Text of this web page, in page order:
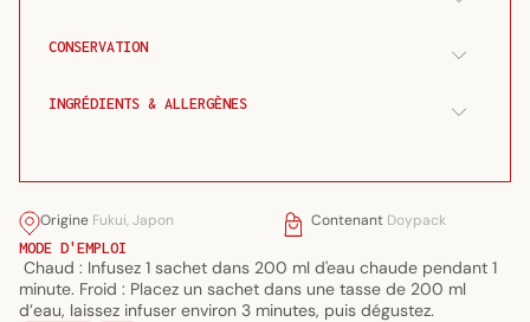
CONSERVATION
INGRÉDIENTS & ALLERGÈNES
Origine Fukui, Japon Contenant Doypack
MODE D'EMPLOI
Chaud : Infusez 1 sachet dans 200 ml d'eau chaude pendant 1
minute. Froid : Placez un sachet dans une tasse de 200 ml
d’eau, laissez infuser environ 3 minutes, puis dégustez.